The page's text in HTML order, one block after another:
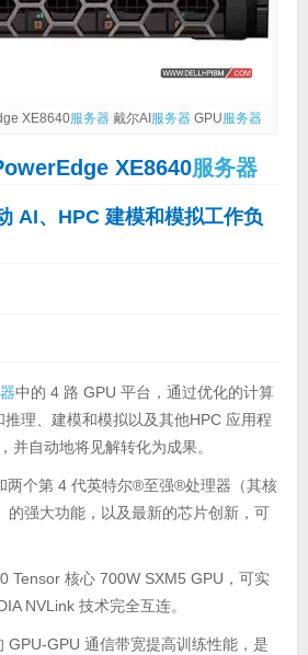
XE8640服务器 戴尔AI服务器 GPU服务器
XE8640服务器
AI、HPC 建模和模拟工作负
中的 4 路 GPU 平台，通过优化的计算
理、建模和模拟以及其他HPC 应用程
并自动地将见解转化为成果。
两个第 4 代英特尔®至强®处理器（其核
的强大功能，以及最新的芯片创新，可
Tensor 核心 700W SXM5 GPU，可实
NVLink 技术完全互连。
GPU-GPU 通信带宽提高训练性能，是